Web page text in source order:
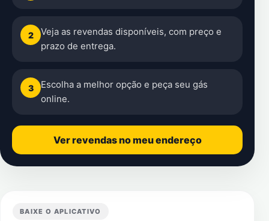
2
Veja as revendas disponíveis, com preço e
prazo de entrega.
3
Escolha a melhor opção e peça seu gás
online.
Ver revendas no meu endereço
BAIXE O APLICATIVO